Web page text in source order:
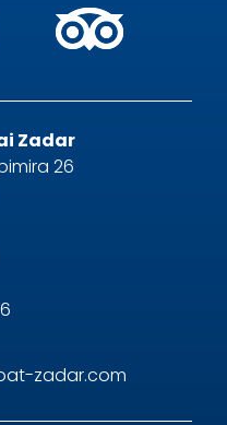
Zadar
26
zadar.com